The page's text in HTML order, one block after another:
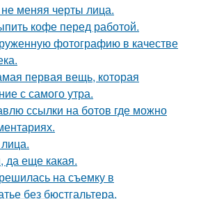
меняя черты лица.
кофе перед работой.
фотографию в качестве
первая вещь, которая
с самого утра.
ссылки на ботов где можно
да еще какая.
на съемку в
без бюстгальтера.